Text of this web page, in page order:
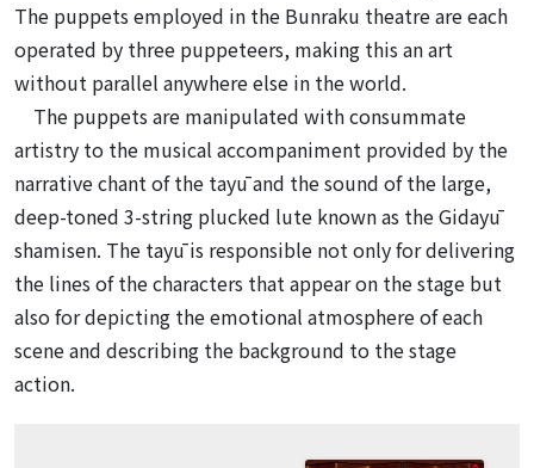
The puppets employed in the Bunraku theatre are each
operated by three puppeteers, making this an art
without parallel anywhere else in the world.
The puppets are manipulated with consummate
artistry to the musical accompaniment provided by the
narrative chant of the tayū and the sound of the large,
deep-toned 3-string plucked lute known as the Gidayū
shamisen. The tayū is responsible not only for delivering
the lines of the characters that appear on the stage but
also for depicting the emotional atmosphere of each
scene and describing the background to the stage
action.